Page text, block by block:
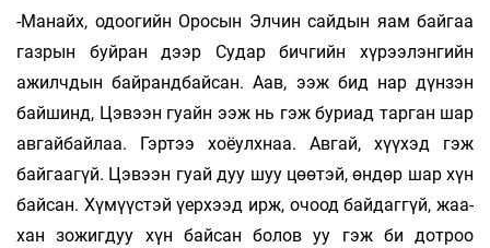
-Манайх, одоогийн Оросын Элчин сай­дын яам байгаа
газрын буйран дээр Судар бич­гийн хүрээлэнгийн
ажилчдын бай­­рандбай­сан. Аав, ээж бид нар дүнзэн
байшинд, Цэ­­вээн гуайн ээж нь гэж буриад тарган шар
ав­гайбайлаа. Гэртээ хоёулхнаа. Ав­гай, хүүхэд гэж
байгаагүй. Цэвээн гуай дуу шуу цөөтэй, өн­дөр шар хүн
байсан. Хүмүүстэй үерхээд ирж, очоод байдаггүй, жаа­
хан зожигдуу хүн бай­сан болов уу гэж би дотроо